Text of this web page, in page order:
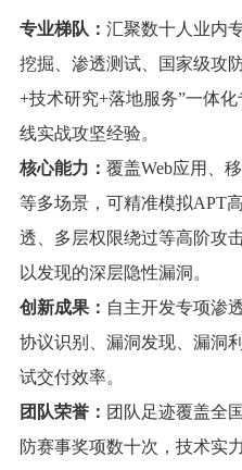
专业梯队： 汇聚数十人 业内
挖掘、渗透测试、国家级攻
+技术研究+落地服务”一体
线实战攻坚经验。
核心能力 ： 覆盖Web应用、
等多场景， 可精准模拟APT
透、多层权限绕过等高阶攻
以发现的深层隐性漏洞。
创新成果： 自主开发专项渗
协议识别、漏洞发现、漏洞
试交付效率。
团队荣誉： 团队足迹覆盖全
防赛事奖项数十次，技术实